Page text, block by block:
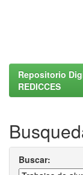
Repositorio
REDICCES
Buscar: